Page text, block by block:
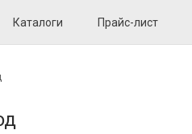
Каталоги Прайс-лист